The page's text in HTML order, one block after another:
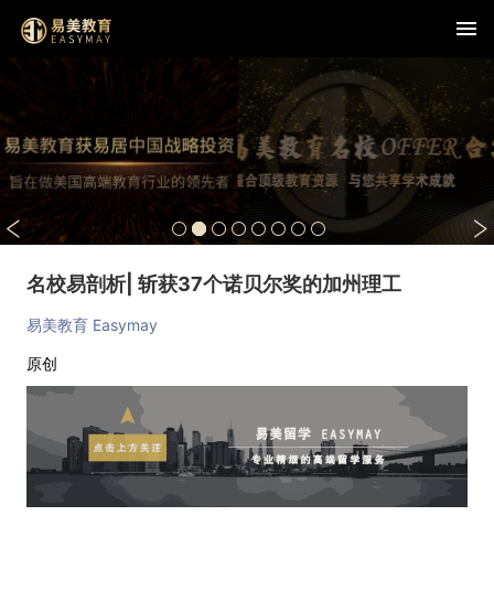
名校易剖析| 斩获37个诺贝尔奖的加州理工
易美教育 Easymay
原创